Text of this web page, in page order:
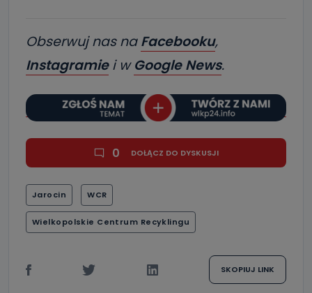
Obserwuj nas naFacebooku,
Instagramiei wGoogle News.
0 DOŁĄCZ DO DYSKUSJI
Jarocin WCR
Wielkopolskie Centrum Recyklingu
SKOPIUJ LINK